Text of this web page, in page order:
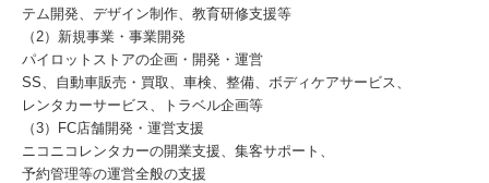
テム開発、デザイン制作、教育研修支援等
（2）新規事業・事業開発
パイロットストアの企画・開発・運営
SS、自動車販売・買取、車検、整備、ボディケアサービス、
レンタカーサービス、トラベル企画等
（3）FC店舗開発・運営支援
ニコニコレンタカーの開業支援、集客サポート、
予約管理等の運営全般の支援